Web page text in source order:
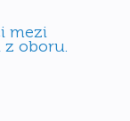
mezi
oboru.